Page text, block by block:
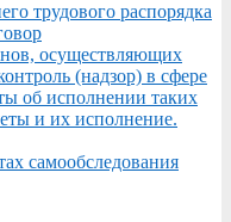
трудового распорядка
осуществляющих
(надзор) в сфере
об исполнении таких
и их исполнение.
самообследования